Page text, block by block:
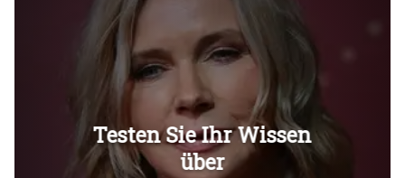
Überspringen